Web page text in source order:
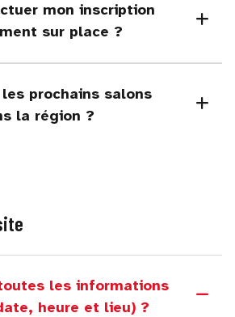
mon inscription
sur place ?
prochains salons
la région ?
les informations
heure et lieu) ?